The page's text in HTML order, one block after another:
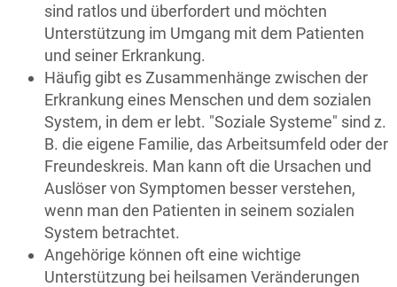
sind ratlos und überfordert und möchten
Unterstützung im Umgang mit dem Patienten
und seiner Erkrankung.
Häufig gibt es Zusammenhänge zwischen der
Erkrankung eines Menschen und dem sozialen
System, in dem er lebt. "Soziale Systeme" sind z.
B. die eigene Familie, das Arbeitsumfeld oder der
Freundeskreis. Man kann oft die Ursachen und
Auslöser von Symptomen besser verstehen,
wenn man den Patienten in seinem sozialen
System betrachtet.
Angehörige können oft eine wichtige
Unterstützung bei heilsamen Veränderungen